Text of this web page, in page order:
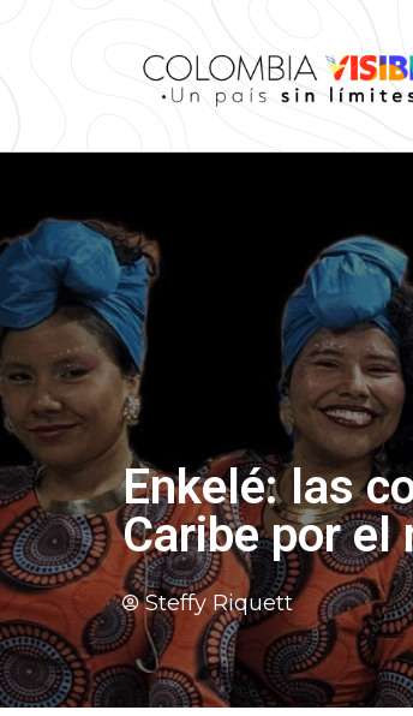
Enkelé: las
Caribe por el
Steffy Riquett